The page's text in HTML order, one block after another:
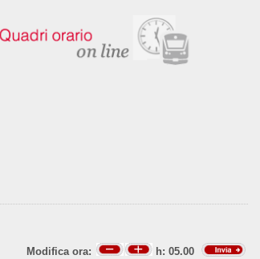
Modifica ora: h: 05.00